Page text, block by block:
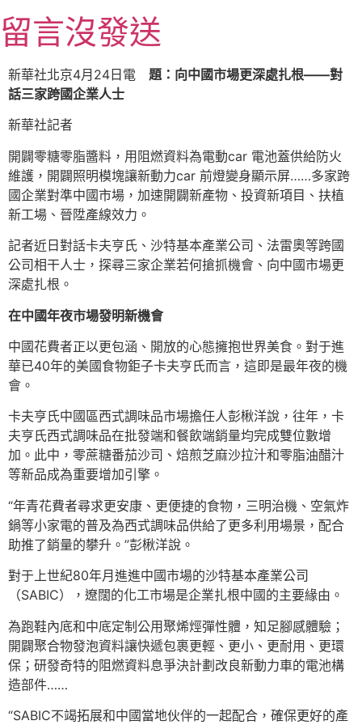
至
主
要
內
留言沒發送
新華社北京4月24日電 題：向中國市場更深處扎根——對
話三家跨國企業人士
新華社記者
開闢零糖零脂醬料，用阻燃資料為電動car 電池蓋供給防火
維護，開闢照明模塊讓新動力car 前燈變身顯示屏……多家跨
國企業對準中國市場，加速開闢新產物、投資新項目、扶植
新工場、晉陞產線效力。
記者近日對話卡夫亨氏、沙特基本產業公司、法雷奧等跨國
公司相干人士，探尋三家企業若何搶抓機會、向中國市場更
深處扎根。
在中國年夜市場發明新機會
中國花費者正以更包涵、開放的心態擁抱世界美食。對于進
華已40年的美國食物鉅子卡夫亨氏而言，這即是最年夜的機
會。
卡夫亨氏中國區西式調味品市場擔任人彭楸洋說，往年，卡
夫亨氏西式調味品在批發端和餐飲端銷量均完成雙位數增
加。此中，零蔗糖番茄沙司、焙煎芝麻沙拉汁和零脂油醋汁
等新品成為重要增加引擎。
“年青花費者尋求更安康、更便捷的食物，三明治機、空氣炸
鍋等小家電的普及為西式調味品供給了更多利用場景，配合
助推了銷量的攀升。”彭楸洋說。
對于上世紀80年月進進中國市場的沙特基本產業公司
（SABIC），遼闊的化工市場是企業扎根中國的主要緣由。
為跑鞋內底和中底定制公用聚烯烴彈性體，知足腳感體驗；
開闢聚合物發泡資料讓快遞包裹更輕、更小、更耐用、更環
保；研發奇特的阻燃資料息爭決計劃改良新動力車的電池構
造部件……
“SABIC不竭拓展和中國當地伙伴的一起配合，確保更好的產